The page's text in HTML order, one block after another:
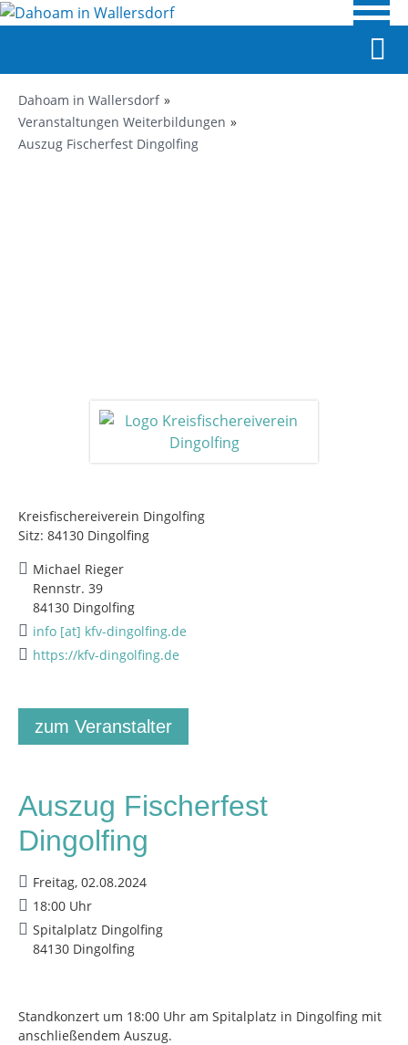
Dahoam in Wallersdorf
Veranstaltungen Weiterbildungen
Auszug Fischerfest Dingolfing
Kreisfischereiverein Dingolfing
Sitz: 84130 Dingolfing
Michael Rieger
Rennstr. 39
84130 Dingolfing
info [at] kfv-dingolfing.de
https://kfv-dingolfing.de
zum Veranstalter
Auszug Fischerfest
Dingolfing
Freitag, 02.08.2024
18:00 Uhr
Spitalplatz Dingolfing
84130 Dingolfing
Standkonzert um 18:00 Uhr am Spitalplatz in Dingolfing mit
anschließendem Auszug.